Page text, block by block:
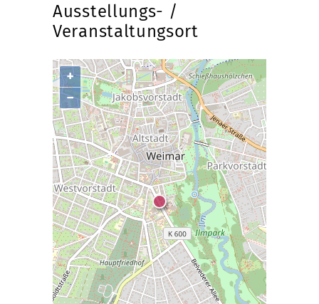
Ausstellungs- /
Veranstaltungsort
+
−